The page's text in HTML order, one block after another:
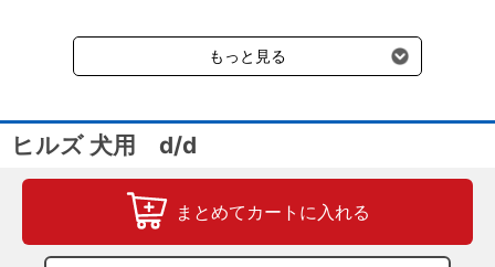
少ない原材料品目、単一の新奇動物性たんぱく質を使用
高レベルのオメガ-3脂肪酸*を含有
科学的に証明された抗酸化成分
●ペットにとってのメリット
健康維持による消化と排便をサポートします
栄養を与えることで目に見える健康な皮膚に貢献します
皮膚のバリア機能を健康的に維持します
受けます。
もっと見る
ヒルズ 犬用 d/d
まとめてカートに入れる